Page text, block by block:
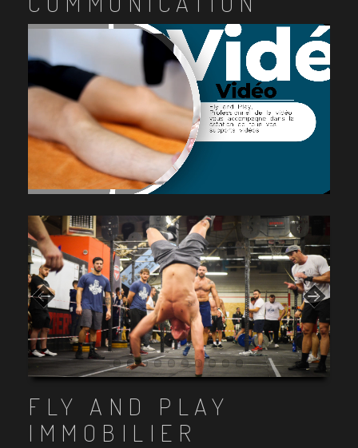
Item 1
Item 2
Item 3
Item 4
Item 5
Item 6
Item 7
Item 8
Item 9
Item 10
FLY AND PLAY
IMMOBILIER